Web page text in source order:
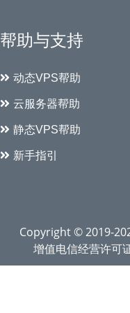
帮助与支持
动态VPS帮助
云服务器帮助
静态VPS帮助
新手指引
Copyright © 2019-
增值电信经营许可